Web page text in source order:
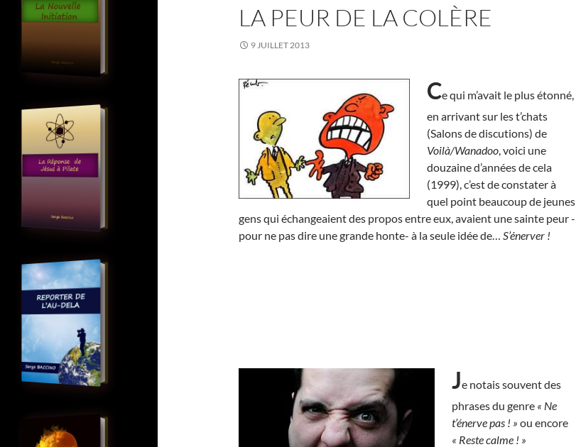
LA PEUR DE LA COLÈRE
9 JUILLET 2013
Ce qui m’avait le plus étonné,
en arrivant sur les t’chats
(Salons de discutions) de
Voilà/Wanadoo, voici une
douzaine d’années de cela
(1999), c’est de constater à
quel point beaucoup de jeunes
gens qui échangeaient des propos entre eux, avaient une sainte peur -
pour ne pas dire une grande honte- à la seule idée de… S’énerver !
Je notais souvent des
phrases du genre « Ne
t’énerve pas ! » ou encore
« Reste calme ! »